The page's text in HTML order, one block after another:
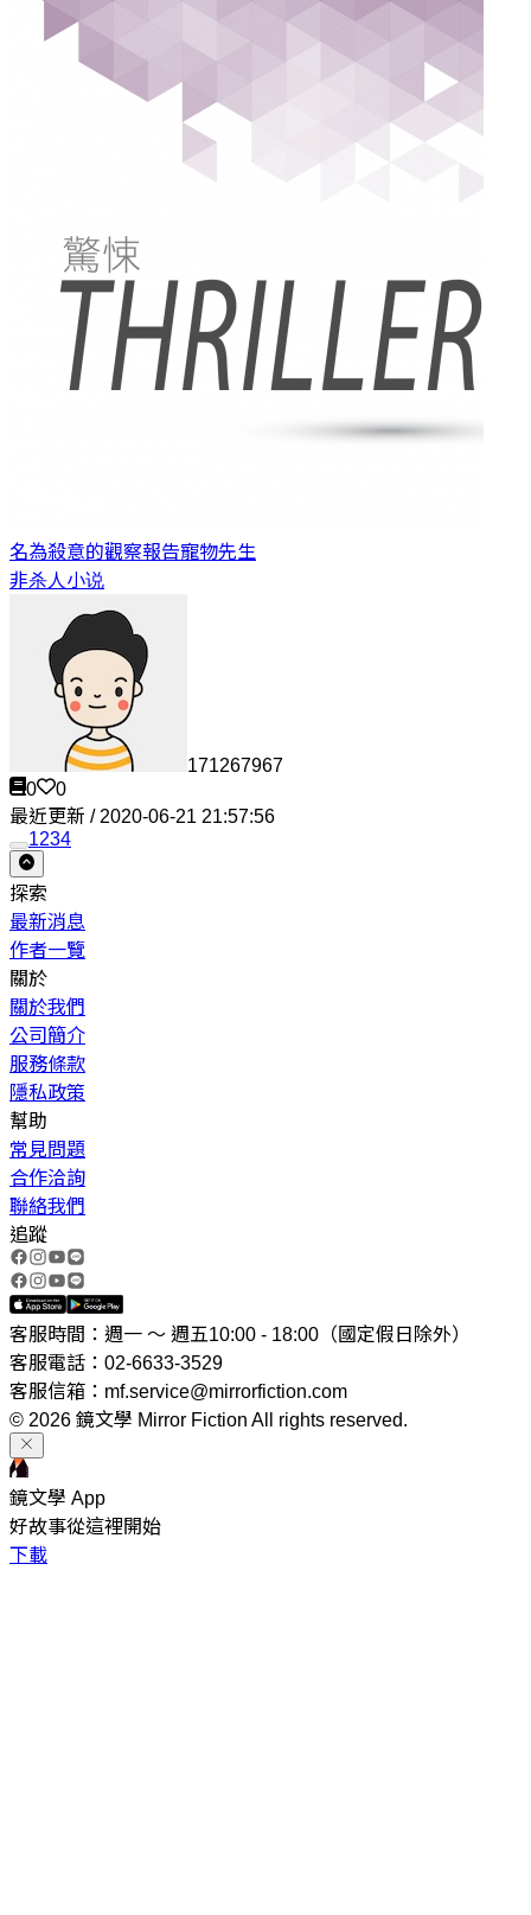
名為殺意的觀察報告寵物先生
非杀人小说
171267967
0
0
最近更新 / 2020-06-21 21:57:56
1234
探索
最新消息
作者一覽
關於
關於我們
公司簡介
服務條款
隱私政策
幫助
常見問題
合作洽詢
聯絡我們
追蹤
客服時間：週一 ～ 週五10:00 - 18:00（國定假日除外）
客服電話：02-6633-3529
客服信箱：mf.service@mirrorfiction.com
© 2026 鏡文學 Mirror Fiction All rights reserved.
鏡文學 App
好故事從這裡開始
下載